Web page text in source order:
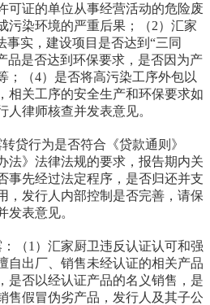
可证的单位从事经营活动的危险废
污染环境的严重后果；（2）汇家
事实，建设项目是否达到“三同
品是否达到环保要求，是否因为产
；（4）是否将高污染工序外包以
相关工序的安全生产和环保要求如
律师核查并发表意见。
行为是否符合《贷款通则》
法》法律法规的要求，报告期内关
事先经过法定程序，是否归还并支
，发行人内部控制是否完善，请保
发表意见。
1）汇家厨卫违反认证认可和强
自出厂、销售未经认证的相关产品
是否以经认证产品的名义销售，是
售假冒伪劣产品，发行人及其子公